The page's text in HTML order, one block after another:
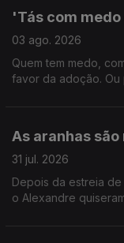
'Tás com medo
03 ago. 2026
Quem tem medo,
favor da adoção. Ou
As aranhas
31 jul. 2026
Depois da estreia
o Alexandre